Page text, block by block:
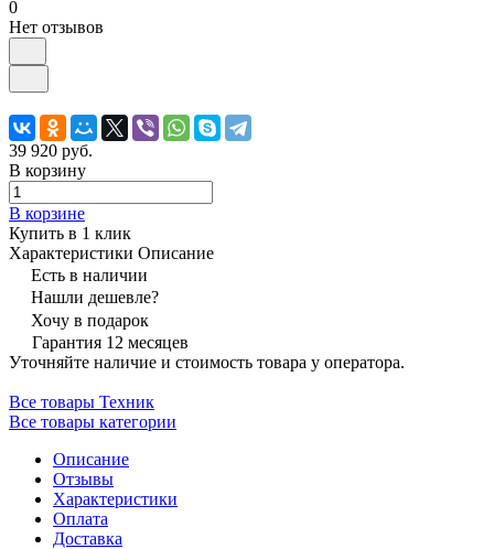
0
Нет отзывов
39 920 руб.
В корзину
В корзине
Купить в 1 клик
Характеристики Описание
Есть в наличии
Нашли дешевле?
Хочу в подарок
Гарантия 12 месяцев
Уточняйте наличие и стоимость товара у оператора.
Все товары Техник
Все товары категории
Описание
Отзывы
Характеристики
Оплата
Доставка